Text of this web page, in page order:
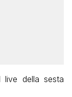
live della sesta